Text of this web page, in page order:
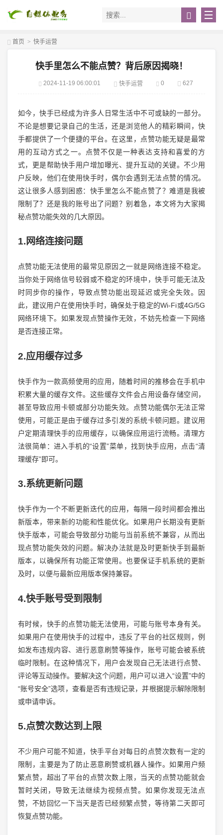
首页 > 快手运营
快手里怎么不能点赞？背后原因揭晓！
2024-11-19 06:00:01 快手运营 0 627
如今，快手已经成为许多人日常生活中不可或缺的一部分。
不论是想要记录自己的生活，还是浏览他人的精彩瞬间，快
手都提供了一个便捷的平台。在这里，点赞功能无疑是最常
用的互动方式之一。点赞不仅是一种表达支持和喜爱的方
式，更是帮助快手用户增加曝光、提升互动的关键。不少用
户反映，他们在使用快手时，偶尔会遇到无法点赞的情况。
这让很多人感到困惑：快手里怎么不能点赞了？难道是我被
限制了？还是我的账号出了问题？别着急，本文将为大家揭
秘点赞功能失效的几大原因。
1.网络连接问题
点赞功能无法使用的最常见原因之一就是网络连接不稳定。
当你处于网络信号较弱或不稳定的环境中，快手可能无法及
时同步你的操作，导致点赞功能出现延迟或完全失效。因
此，建议用户在使用快手时，确保处于稳定的Wi-Fi或4G/5G
网络环境下。如果发现点赞操作无效，不妨先检查一下网络
是否连接正常。
2.应用缓存过多
快手作为一款高频使用的应用，随着时间的推移会在手机中
积累大量的缓存文件。这些缓存文件会占用设备存储空间，
甚至导致应用卡顿或部分功能失效。点赞功能偶尔无法正常
使用，可能正是由于缓存过多引发的系统卡顿问题。建议用
户定期清理快手的应用缓存，以确保应用运行流畅。清理方
法很简单：进入手机的“设置”菜单，找到快手应用，点击“清
理缓存”即可。
3.系统更新问题
快手作为一个不断更新迭代的应用，每隔一段时间都会推出
新版本，带来新的功能和性能优化。如果用户长期没有更新
快手版本，可能会导致部分功能与当前系统不兼容，从而出
现点赞功能失效的问题。解决办法就是及时更新快手到最新
版本，以确保所有功能正常使用。也要保证手机系统的更新
及时，以便与最新应用版本保持兼容。
4.快手账号受到限制
有时候，快手的点赞功能无法使用，可能与账号本身有关。
如果用户在使用快手的过程中，违反了平台的社区规则，例
如发布违规内容、进行恶意刷赞等操作，账号可能会被系统
临时限制。在这种情况下，用户会发现自己无法进行点赞、
评论等互动操作。要解决这个问题，用户可以进入“设置”中的
“账号安全”选项，查看是否有违规记录，并根据提示解除限制
或申请申诉。
5.点赞次数达到上限
不少用户可能不知道，快手平台对每日的点赞次数有一定的
限制，主要是为了防止恶意刷赞或机器人操作。如果用户频
繁点赞，超出了平台的点赞次数上限，当天的点赞功能就会
暂时关闭，导致无法继续为视频点赞。如果你发现无法点
赞，不妨回忆一下当天是否已经频繁点赞，等待第二天即可
恢复点赞功能。